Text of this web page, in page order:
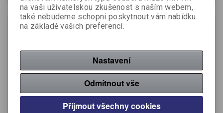
na vaši uživatelskou zkušenost s naším webem,
také nebudeme schopni poskytnout vám nabídku
na základě vašich preferencí.
Nastavení
Odmítnout vše
Přijmout všechny cookies